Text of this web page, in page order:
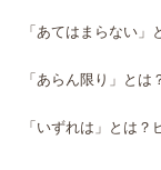
「あてはまらない
「あらん限り」と
「いずれは」とは